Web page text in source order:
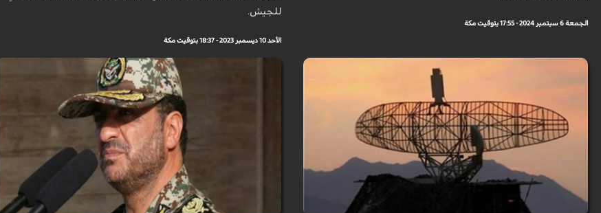
الجمعة 6 سبتمبر 2024 - 17:55 بتوقيت مكة
للجيش.
الأحد 10 ديسمبر 2023 - 18:37 بتوقيت مكة